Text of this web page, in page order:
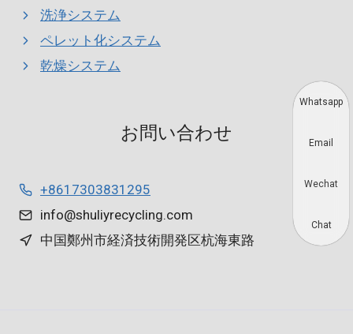
洗浄システム
ペレット化システム
乾燥システム
お問い合わせ
+8617303831295
info@shuliyrecycling.com
中国鄭州市経済技術開発区杭海東路
Whatsapp
Email
Wechat
Chat